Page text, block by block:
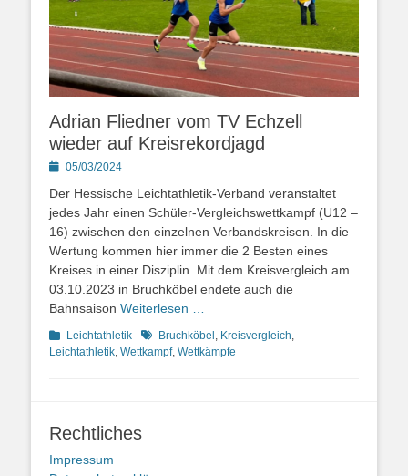
Adrian Fliedner vom TV Echzell
wieder auf Kreisrekordjagd
Posted05/03/2024
Der Hessische Leichtathletik-Verband veranstaltet
jedes Jahr einen Schüler-Vergleichswettkampf (U12 –
16) zwischen den einzelnen Verbandskreisen. In die
Wertung kommen hier immer die 2 Besten eines
Kreises in einer Disziplin. Mit dem Kreisvergleich am
03.10.2023 in Bruchköbel endete auch die
Bahnsaison Weiterlesen …
Kategorien
Leichtathletik Schlagworte
Bruchköbel , Kreisvergleich,
Leichtathletik, Wettkampf, Wettkämpfe
Rechtliches
Impressum